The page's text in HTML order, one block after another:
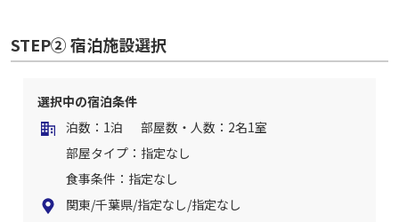
STEP② 宿泊施設選択
選択中の宿泊条件
泊数：1泊
部屋数・人数：2名1室
部屋タイプ：指定なし
食事条件：指定なし
関東/千葉県/指定なし/指定なし